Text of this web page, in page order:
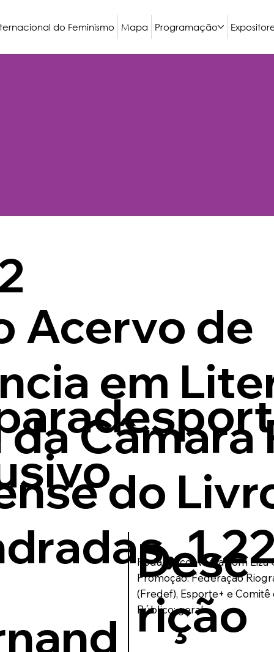
do Feminismo Mapa Programação
Acervo de
em
Câmara
do
Desc
rição
Roda de conversa com Liza
Promoção: Federação
(Fredef), Esporte+ e
Público: geral